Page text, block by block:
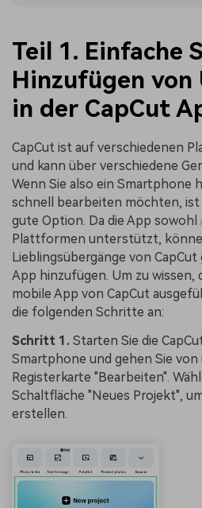
Teil 1. Einfache
Hinzufügen von
in der CapCut
CapCut ist auf verschiedenen
und kann über verschiedene
Wenn Sie also ein Smartphone
schnell bearbeiten möchten, ist
gute Option. Da die App sowohl
Plattformen unterstützt,
Lieblingsübergänge von
App hinzufügen. Um zu wissen,
mobile App von CapCut
die folgenden Schritte an:
Schritt 1. Starten Sie die
Smartphone und gehen Sie
Registerkarte "Bearbeiten".
Schaltfläche "Neues Projekt",
erstellen.